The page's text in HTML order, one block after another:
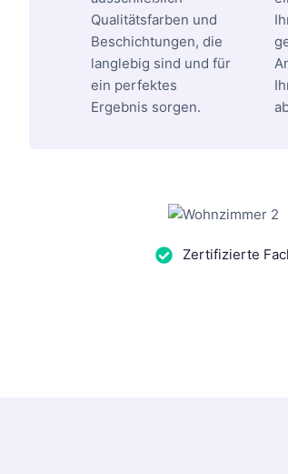
Qualitätsfarben und
Beschichtungen, die
langlebig sind und für
ein perfektes
Ergebnis sorgen.
Zertifizierte